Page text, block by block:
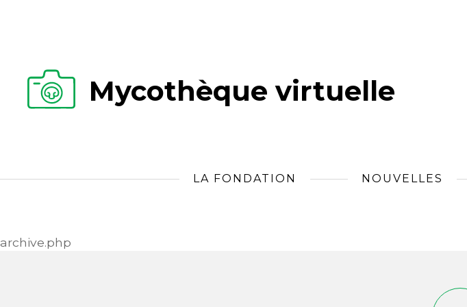
Mycothèque virtuelle
LA FONDATION NOUVELLES
archive.php